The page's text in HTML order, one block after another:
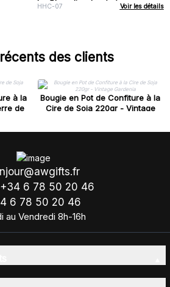
Le Chevalier des épées
HHC-07 Voir les détails
des clients
à la
de
Bougie en Pot de Confiture à la
Cire de Soja 220gr - Vintage
+34 6 78 50 20 46
6 78 50 20 46
au Vendredi 8h-16h